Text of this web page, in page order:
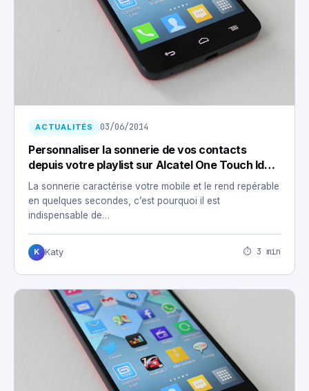
ACTUALITÉS 03/06/2014
Personnaliser la sonnerie de vos contacts
depuis votre playlist sur Alcatel One Touch Idol
X.
La sonnerie caractérise votre mobile et le rend repérable
en quelques secondes, c’est pourquoi il est
indispensable de…
K Katy ⏱ 3 min